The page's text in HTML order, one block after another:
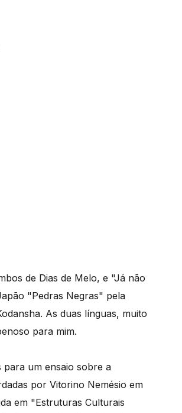
de Dias de Melo, e "Já não
"Pedras Negras" pela
As duas línguas, muito
para mim.
para um ensaio sobre a
por Vitorino Nemésio em
em "Estruturas Culturais